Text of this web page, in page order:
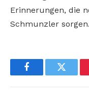
Erinnerungen, die
Schmunzler sorgen.
FacebookTwitter